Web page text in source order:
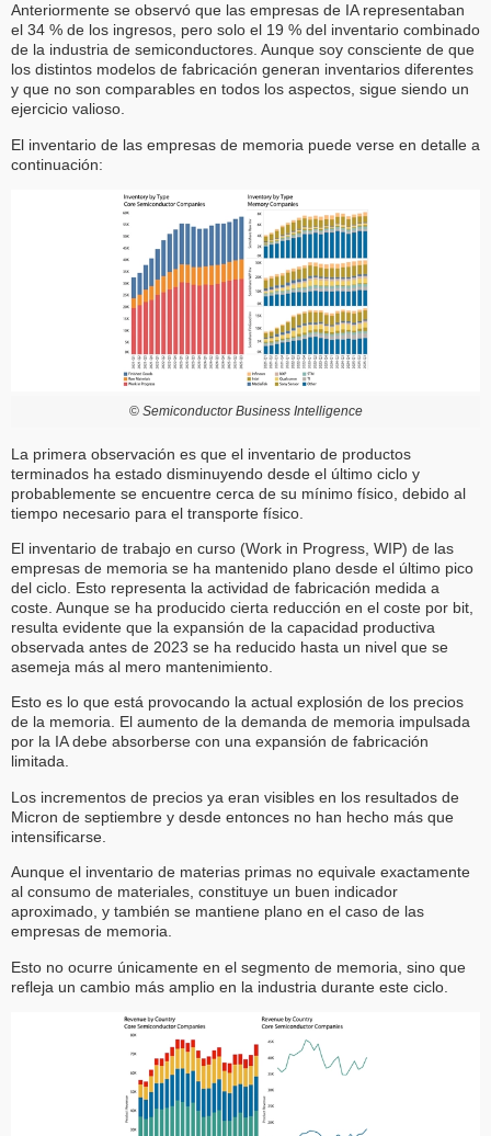
Anteriormente se observó que las empresas de IA representaban
el 34 % de los ingresos, pero solo el 19 % del inventario combinado
de la industria de semiconductores. Aunque soy consciente de que
los distintos modelos de fabricación generan inventarios diferentes
y que no son comparables en todos los aspectos, sigue siendo un
ejercicio valioso.
El inventario de las empresas de memoria puede verse en detalle a
continuación:
© Semiconductor Business Intelligence
La primera observación es que el inventario de productos
terminados ha estado disminuyendo desde el último ciclo y
probablemente se encuentre cerca de su mínimo físico, debido al
tiempo necesario para el transporte físico.
El inventario de trabajo en curso (Work in Progress, WIP) de las
empresas de memoria se ha mantenido plano desde el último pico
del ciclo. Esto representa la actividad de fabricación medida a
coste. Aunque se ha producido cierta reducción en el coste por bit,
resulta evidente que la expansión de la capacidad productiva
observada antes de 2023 se ha reducido hasta un nivel que se
asemeja más al mero mantenimiento.
Esto es lo que está provocando la actual explosión de los precios
de la memoria. El aumento de la demanda de memoria impulsada
por la IA debe absorberse con una expansión de fabricación
limitada.
Los incrementos de precios ya eran visibles en los resultados de
Micron de septiembre y desde entonces no han hecho más que
intensificarse.
Aunque el inventario de materias primas no equivale exactamente
al consumo de materiales, constituye un buen indicador
aproximado, y también se mantiene plano en el caso de las
empresas de memoria.
Esto no ocurre únicamente en el segmento de memoria, sino que
refleja un cambio más amplio en la industria durante este ciclo.